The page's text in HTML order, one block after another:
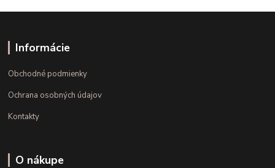
Informácie
Obchodné podmienky
Ochrana osobných údajov
Kontakty
O nákupe